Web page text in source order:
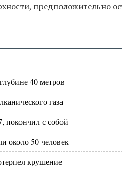
предположительно
40 метров
газа
покончил с собой
около 50 человек
крушение